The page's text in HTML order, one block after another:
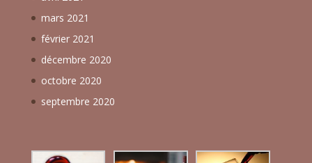
mars 2021
février 2021
décembre 2020
octobre 2020
septembre 2020